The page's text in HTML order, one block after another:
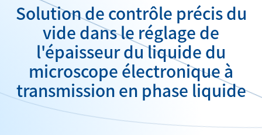
Solution de contrôle précis du
vide dans le réglage de
l'épaisseur du liquide du
microscope électronique à
transmission en phase liquide